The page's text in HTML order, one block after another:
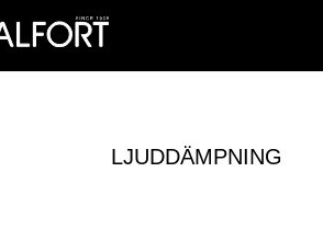
LJUDDÄMPNING